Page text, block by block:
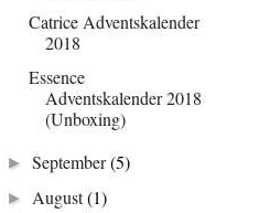
Catrice Adventskalender
2018
Essence
Adventskalender 2018
(Unboxing)
►September(5)
► August(1)